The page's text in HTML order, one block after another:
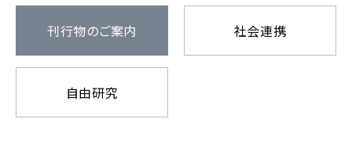
刊行物のご案内 社会連携
自由研究